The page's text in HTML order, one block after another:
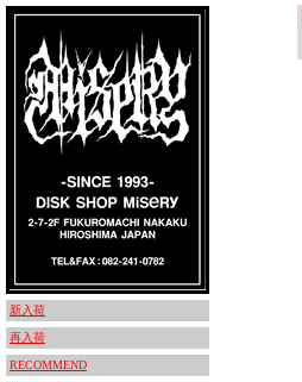
新入荷
再入荷
RECOMMEND